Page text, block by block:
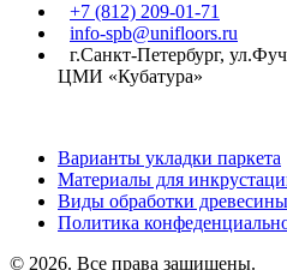
+7 (812) 209-01-71
info-spb@unifloors.ru
г.Санкт-Петербург,
ЦМИ «Кубатура»
Варианты укладки паркета
Материалы для
Виды обработки древесины
Политика
© 2026. Все права защищены.